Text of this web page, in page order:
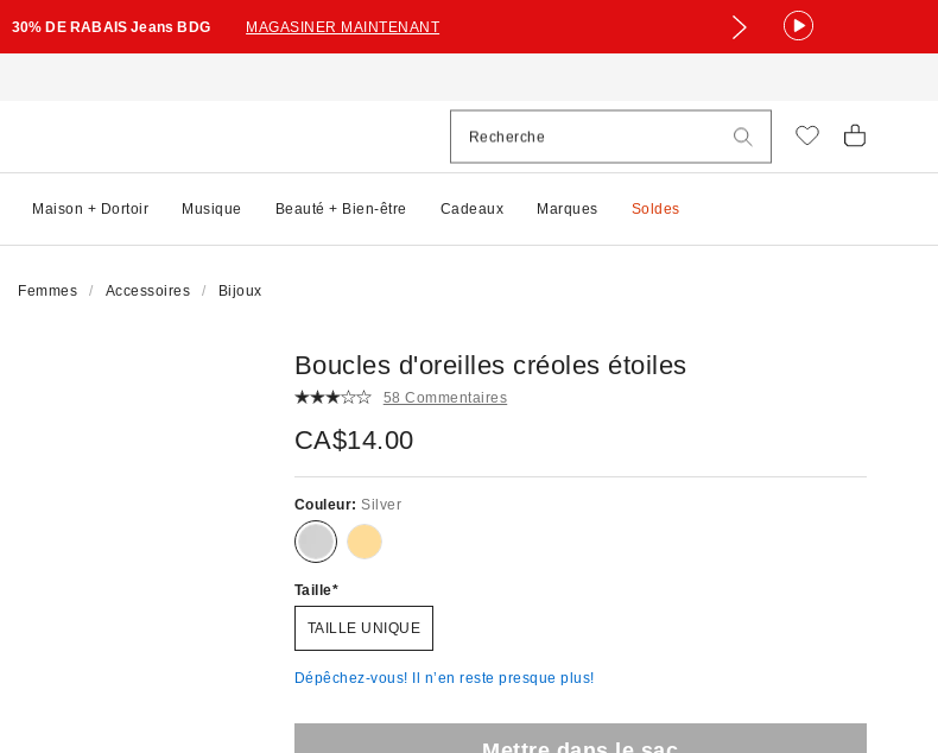
30% DE RABAIS Jeans BDG MAGASINER MAINTENANT
Maison + Dortoir Musique Beauté + Bien-être Cadeaux Marques Soldes
Femmes Accessoires Bijoux
Boucles d'oreilles créoles étoiles
58 Commentaires
CA$14.00
Couleur:Silver
Taille
TAILLE UNIQUE
Dépêchez-vous! Il n’en reste presque plus!